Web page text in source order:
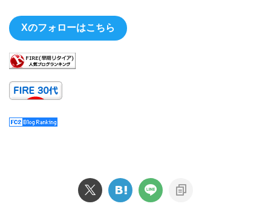
Xのフォローはこちら